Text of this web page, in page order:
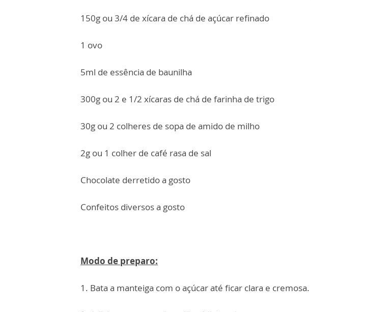
150g ou 3/4 de xícara de chá de açúcar refinado
1 ovo
5ml de essência de baunilha
300g ou 2 e 1/2 xícaras de chá de farinha de trigo
30g ou 2 colheres de sopa de amido de milho
2g ou 1 colher de café rasa de sal
Chocolate derretido a gosto
Confeitos diversos a gosto
Modo de preparo:
1. Bata a manteiga com o açúcar até ficar clara e cremosa.